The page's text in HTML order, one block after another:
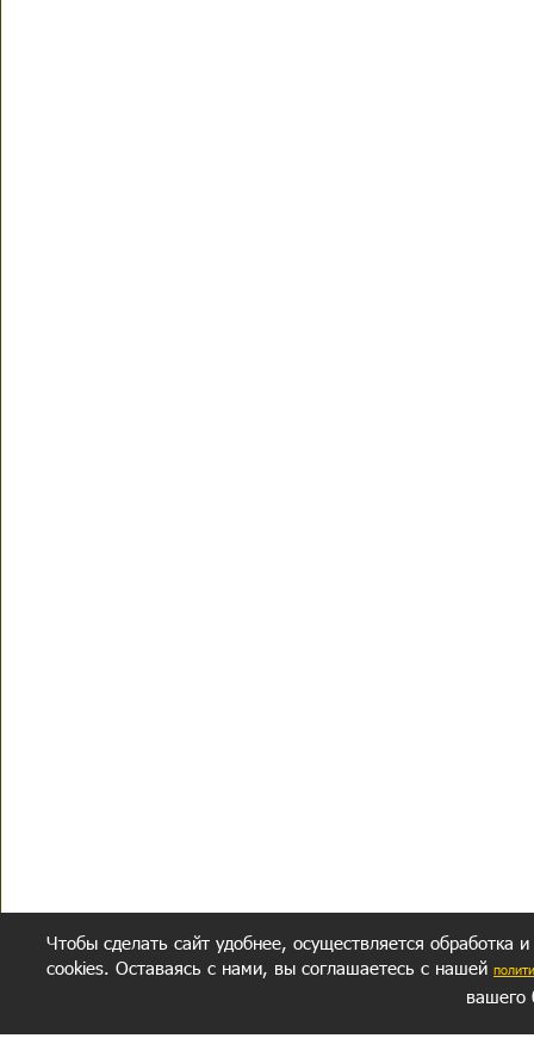
Чтобы сделать сайт удобнее, осуществляется обработка
cookies. Оставаясь с нами, вы соглашаетесь с нашей
вашего